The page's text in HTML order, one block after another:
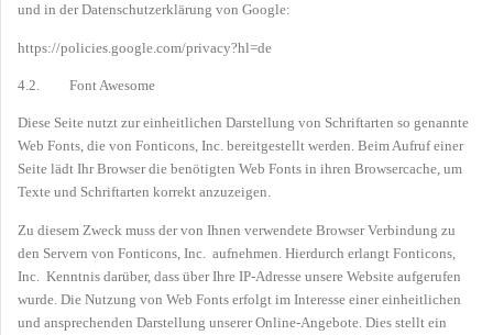
und in der Datenschutzerklärung von Google:
https://policies.google.com/privacy?hl=de
4.2. Font Awesome
Diese Seite nutzt zur einheitlichen Darstellung von Schriftarten so genannte
Web Fonts, die von Fonticons, Inc. bereitgestellt werden. Beim Aufruf einer
Seite lädt Ihr Browser die benötigten Web Fonts in ihren Browsercache, um
Texte und Schriftarten korrekt anzuzeigen.
Zu diesem Zweck muss der von Ihnen verwendete Browser Verbindung zu
den Servern von Fonticons, Inc. aufnehmen. Hierdurch erlangt Fonticons,
Inc. Kenntnis darüber, dass über Ihre IP-Adresse unsere Website aufgerufen
wurde. Die Nutzung von Web Fonts erfolgt im Interesse einer einheitlichen
und ansprechenden Darstellung unserer Online-Angebote. Dies stellt ein